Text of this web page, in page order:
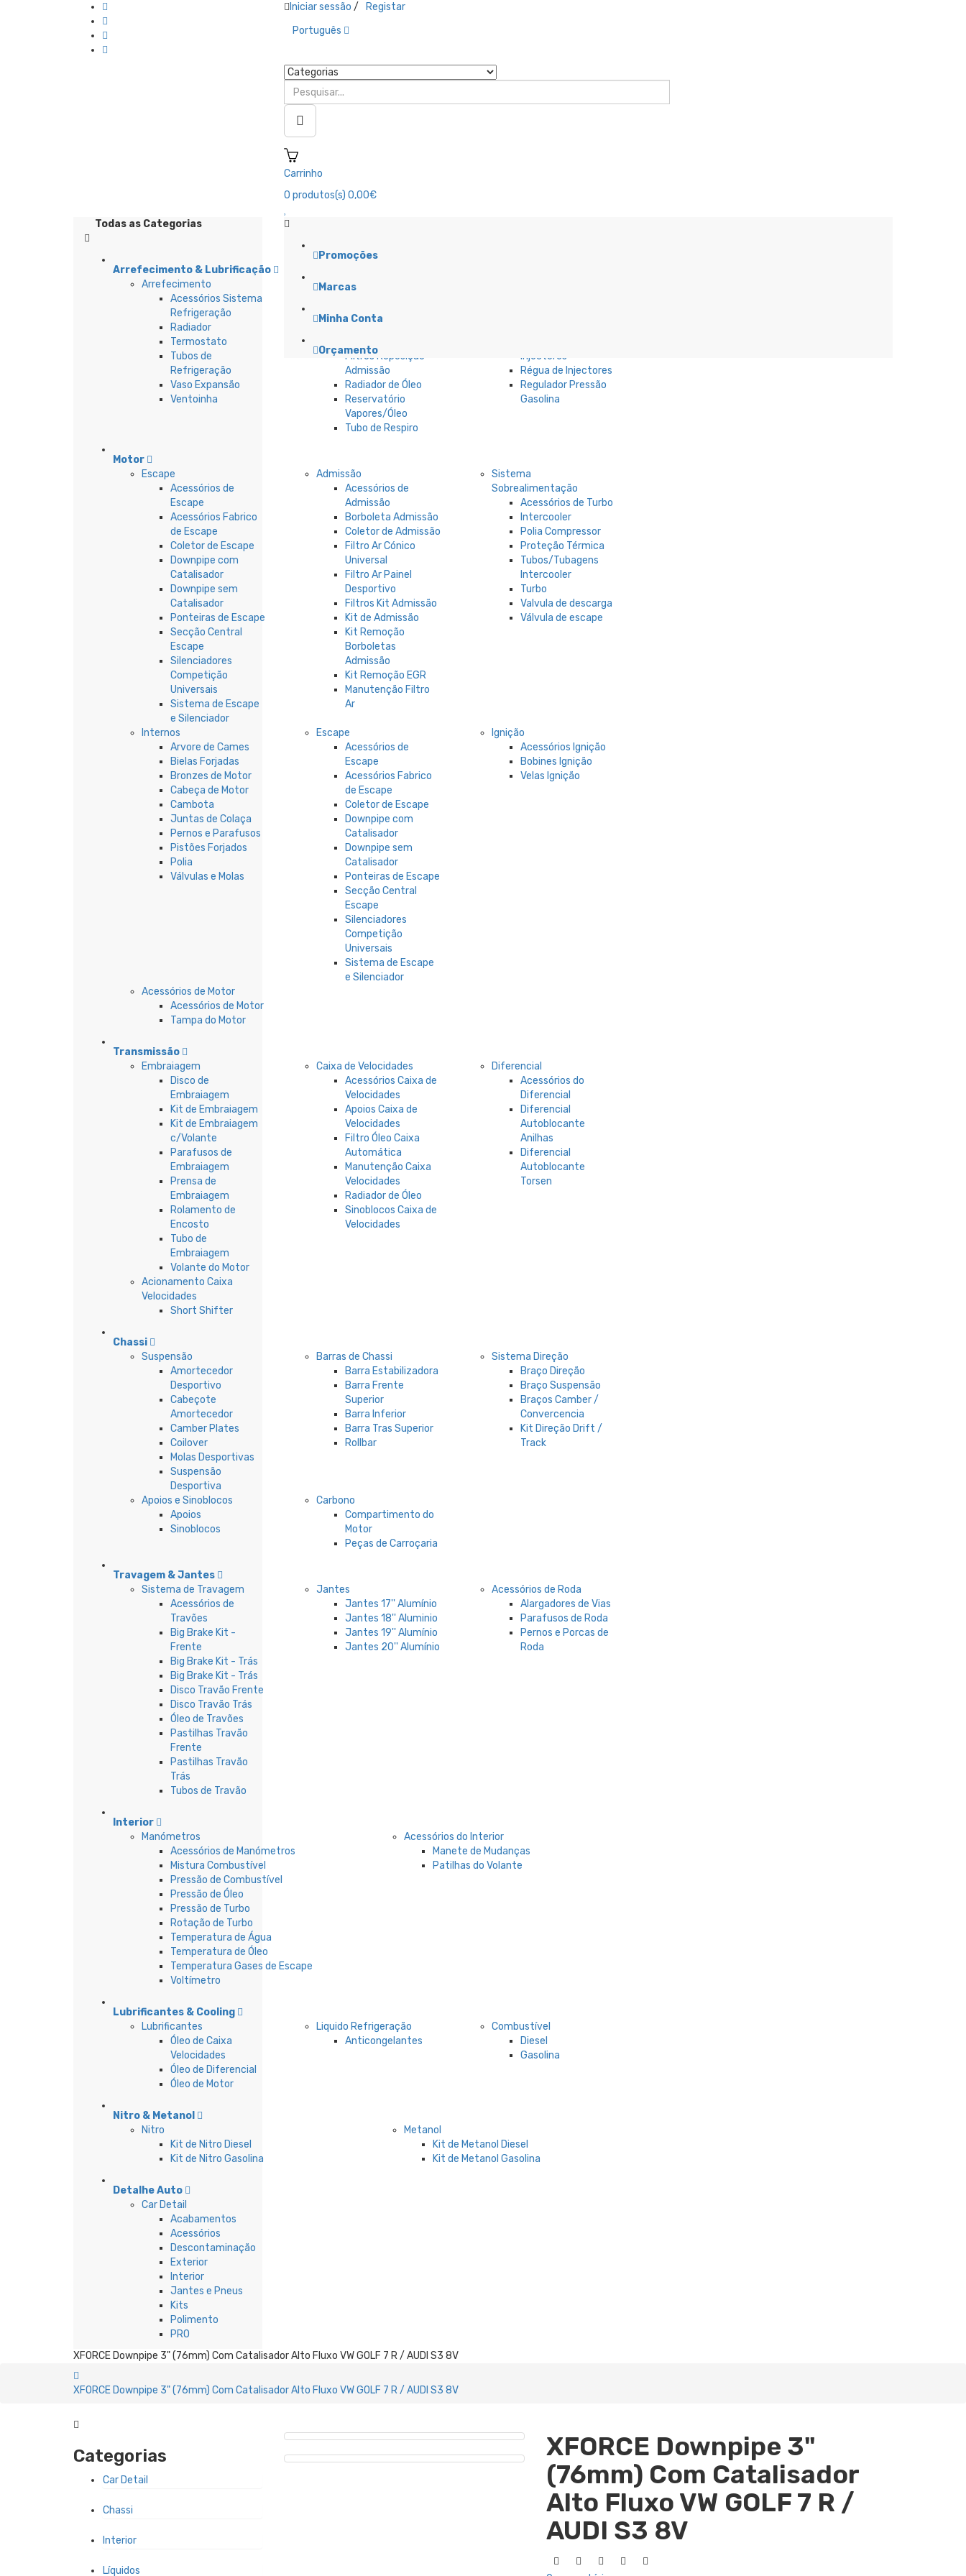
Iniciar sessão /
Registar
Português
Carrinho
0 produtos(s) 0,00€
Todas as Categorias
Arrefecimento & Lubrificação
Arrefecimento
Acessórios Sistema
Refrigeração
Radiador
Termostato
Tubos de
Refrigeração
Vaso Expansão
Ventoinha
Lubrificação
Óleo
Filtros Reposição
Admissão
Radiador de Óleo
Reservatório
Vapores/Óleo
Tubo de Respiro
Injectores
Régua de Injectores
Regulador Pressão
Gasolina
Motor
Escape
Acessórios de
Escape
Acessórios Fabrico
de Escape
Coletor de Escape
Downpipe com
Catalisador
Downpipe sem
Catalisador
Ponteiras de Escape
Secção Central
Escape
Silenciadores
Competição
Universais
Sistema de Escape
e Silenciador
Admissão
Acessórios de
Admissão
Borboleta Admissão
Coletor de Admissão
Filtro Ar Cónico
Universal
Filtro Ar Painel
Desportivo
Filtros Kit Admissão
Kit de Admissão
Kit Remoção
Borboletas
Admissão
Kit Remoção EGR
Manutenção Filtro
Ar
Sistema
Sobrealimentação
Acessórios de Turbo
Intercooler
Polia Compressor
Proteção Térmica
Tubos/Tubagens
Intercooler
Turbo
Valvula de descarga
Válvula de escape
Internos
Arvore de Cames
Bielas Forjadas
Bronzes de Motor
Cabeça de Motor
Cambota
Juntas de Colaça
Pernos e Parafusos
Pistões Forjados
Polia
Válvulas e Molas
Escape
Acessórios de
Escape
Acessórios Fabrico
de Escape
Coletor de Escape
Downpipe com
Catalisador
Downpipe sem
Catalisador
Ponteiras de Escape
Secção Central
Escape
Silenciadores
Competição
Universais
Sistema de Escape
e Silenciador
Ignição
Acessórios Ignição
Bobines Ignição
Velas Ignição
Acessórios de Motor
Acessórios de Motor
Tampa do Motor
Transmissão
Embraiagem
Disco de
Embraiagem
Kit de Embraiagem
Kit de Embraiagem
c/Volante
Parafusos de
Embraiagem
Prensa de
Embraiagem
Rolamento de
Encosto
Tubo de
Embraiagem
Volante do Motor
Caixa de Velocidades
Acessórios Caixa de
Velocidades
Apoios Caixa de
Velocidades
Filtro Óleo Caixa
Automática
Manutenção Caixa
Velocidades
Radiador de Óleo
Sinoblocos Caixa de
Velocidades
Diferencial
Acessórios do
Diferencial
Diferencial
Autoblocante
Anilhas
Diferencial
Autoblocante
Torsen
Acionamento Caixa
Velocidades
Short Shifter
Chassi
Suspensão
Amortecedor
Desportivo
Cabeçote
Amortecedor
Camber Plates
Coilover
Molas Desportivas
Suspensão
Desportiva
Barras de Chassi
Barra Estabilizadora
Barra Frente
Superior
Barra Inferior
Barra Tras Superior
Rollbar
Sistema Direção
Braço Direção
Braço Suspensão
Braços Camber /
Convercencia
Kit Direção Drift /
Track
Apoios e Sinoblocos
Apoios
Sinoblocos
Carbono
Compartimento do
Motor
Peças de Carroçaria
Travagem & Jantes
Sistema de Travagem
Acessórios de
Travões
Big Brake Kit -
Frente
Big Brake Kit - Trás
Big Brake Kit - Trás
Disco Travão Frente
Disco Travão Trás
Óleo de Travões
Pastilhas Travão
Frente
Pastilhas Travão
Trás
Tubos de Travão
Jantes
Jantes 17'' Alumínio
Jantes 18'' Aluminio
Jantes 19'' Alumínio
Jantes 20'' Alumínio
Acessórios de Roda
Alargadores de Vias
Parafusos de Roda
Pernos e Porcas de
Roda
Interior
Manómetros
Acessórios de Manómetros
Mistura Combustível
Pressão de Combustível
Pressão de Óleo
Pressão de Turbo
Rotação de Turbo
Temperatura de Água
Temperatura de Óleo
Temperatura Gases de Escape
Voltímetro
Acessórios do Interior
Manete de Mudanças
Patilhas do Volante
Lubrificantes & Cooling
Lubrificantes
Óleo de Caixa
Velocidades
Óleo de Diferencial
Óleo de Motor
Liquido Refrigeração
Anticongelantes
Combustível
Diesel
Gasolina
Nitro & Metanol
Nitro
Kit de Nitro Diesel
Kit de Nitro Gasolina
Metanol
Kit de Metanol Diesel
Kit de Metanol Gasolina
Detalhe Auto
Car Detail
Acabamentos
Acessórios
Descontaminação
Exterior
Interior
Jantes e Pneus
Kits
Polimento
PRO
Promoções
Marcas
Minha Conta
Orçamento
XFORCE Downpipe 3" (76mm) Com Catalisador Alto Fluxo VW GOLF 7 R / AUDI S3 8V
XFORCE Downpipe 3" (76mm) Com Catalisador Alto Fluxo VW GOLF 7 R / AUDI S3 8V
Categorias
Car Detail
Chassi
Interior
Líquidos
XFORCE Downpipe 3"
(76mm) Com Catalisador
Alto Fluxo VW GOLF 7 R /
AUDI S3 8V